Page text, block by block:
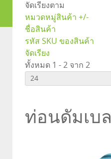
จัดเรียงตาม
หมวดหมู่สินค้า +/-
ชื่อสินค้า
รหัส SKU ของสินค้า
จัดเรียง
ทั้งหมด 1 - 2 จาก 2
ท่อนดัมเบล